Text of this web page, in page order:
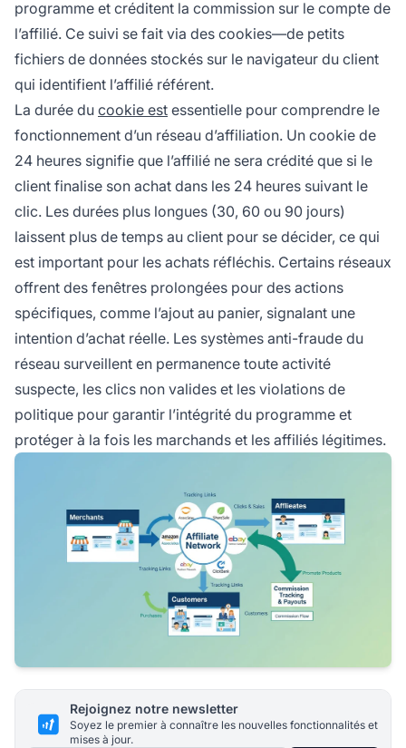
programme et créditent la commission sur le compte de
l’affilié. Ce suivi se fait via des cookies—de petits
fichiers de données stockés sur le navigateur du client
qui identifient l’affilié référent.
La durée du cookie est essentielle pour comprendre le
fonctionnement d’un réseau d’affiliation. Un cookie de
24 heures signifie que l’affilié ne sera crédité que si le
client finalise son achat dans les 24 heures suivant le
clic. Les durées plus longues (30, 60 ou 90 jours)
laissent plus de temps au client pour se décider, ce qui
est important pour les achats réfléchis. Certains réseaux
offrent des fenêtres prolongées pour des actions
spécifiques, comme l’ajout au panier, signalant une
intention d’achat réelle. Les systèmes anti-fraude du
réseau surveillent en permanence toute activité
suspecte, les clics non valides et les violations de
politique pour garantir l’intégrité du programme et
protéger à la fois les marchands et les affiliés légitimes.
Rejoignez notre newsletter
Soyez le premier à connaître les nouvelles fonctionnalités et
mises à jour.